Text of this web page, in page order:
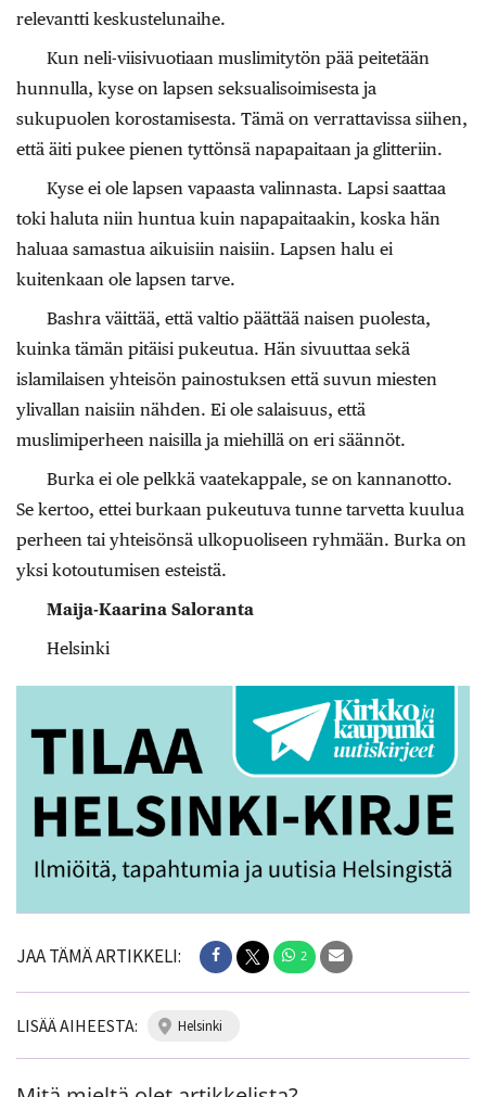
relevantti keskustelunaihe.
Kun neli-viisivuotiaan muslimitytön pää peitetään
hunnulla, kyse on lapsen seksualisoimisesta ja
sukupuolen korostamisesta. Tämä on verrattavissa siihen,
että äiti pukee pienen tyttönsä napapaitaan ja glitteriin.
Kyse ei ole lapsen vapaasta valinnasta. Lapsi saattaa
toki haluta niin huntua kuin napapaitaakin, koska hän
haluaa samastua aikuisiin naisiin. Lapsen halu ei
kuitenkaan ole lapsen tarve.
Bashra väittää, että valtio päättää naisen puolesta,
kuinka tämän pitäisi pukeutua. Hän sivuuttaa sekä
islamilaisen yhteisön painostuksen että suvun miesten
ylivallan naisiin nähden. Ei ole salaisuus, että
muslimiperheen naisilla ja miehillä on eri säännöt.
Burka ei ole pelkkä vaatekappale, se on kannanotto.
Se kertoo, ettei burkaan pukeutuva tunne tarvetta kuulua
perheen tai yhteisönsä ulkopuoliseen ryhmään. Burka on
yksi kotoutumisen esteistä.
Maija-Kaarina Saloranta
Helsinki
JAA TÄMÄ ARTIKKELI: 2
LISÄÄ AIHEESTA: helsinki